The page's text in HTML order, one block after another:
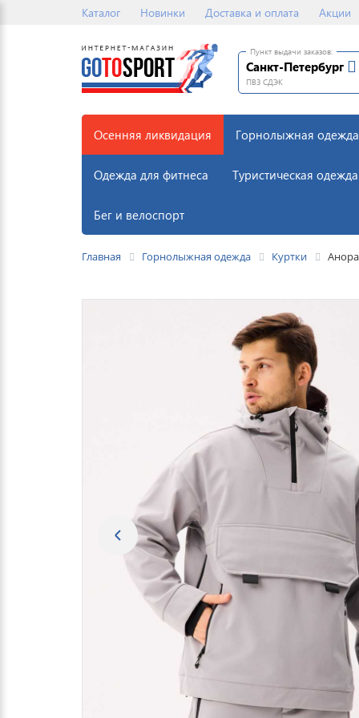
Каталог Новинки Доставка и оплата Акции
Пункт выдачи заказов:
Санкт-Петербург
ПВЗ СДЭК
Осенняя ликвидация Горнолыжная одежда
Одежда для фитнеса Туристическая одежда
Бег и велоспорт
Главная Горнолыжная одежда Куртки